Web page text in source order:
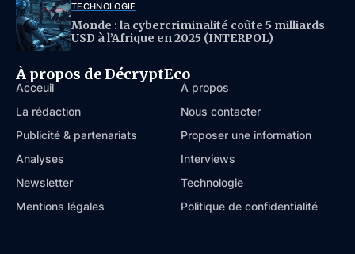
TECHNOLOGIE
Monde : la cybercriminalité coûte 5 milliards
USD à l’Afrique en 2025 (INTERPOL)
À propos de DécryptEco
Acceuil
À propos
La rédaction
Nous contacter
Publicité & partenariats
Proposer une information
Analyses
Interviews
Newsletter
Technologie
Mentions légales
Politique de confidentialité